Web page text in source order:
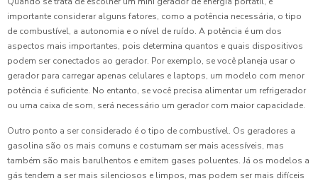
importante considerar alguns fatores, como a potência necessária, o tipo
de combustível, a autonomia e o nível de ruído. A potência é um dos
aspectos mais importantes, pois determina quantos e quais dispositivos
podem ser conectados ao gerador. Por exemplo, se você planeja usar o
gerador para carregar apenas celulares e laptops, um modelo com menor
potência é suficiente. No entanto, se você precisa alimentar um refrigerador
ou uma caixa de som, será necessário um gerador com maior capacidade.
Outro ponto a ser considerado é o tipo de combustível. Os geradores a
gasolina são os mais comuns e costumam ser mais acessíveis, mas
também são mais barulhentos e emitem gases poluentes. Já os modelos a
gás tendem a ser mais silenciosos e limpos, mas podem ser mais difíceis